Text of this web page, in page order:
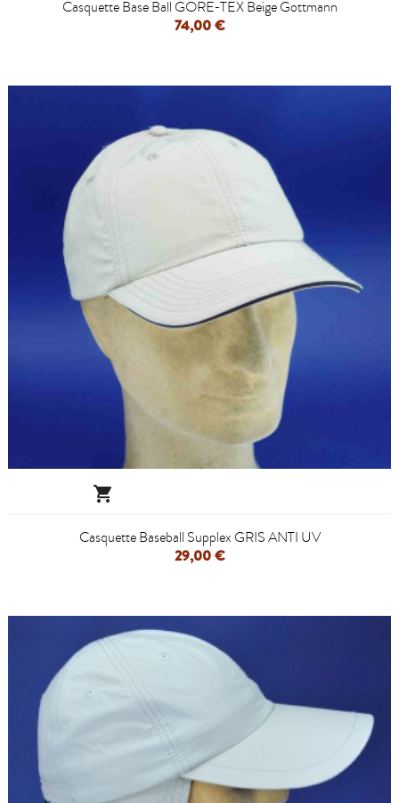
Casquette Base Ball GORE-TEX Beige Gottmann
74,00 €

Casquette Baseball Supplex GRIS ANTI UV
29,00 €